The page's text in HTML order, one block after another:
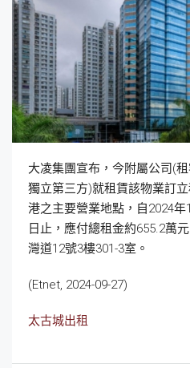
大凌集團宣布，今附屬公司(
獨立第三方)就租賃該物業訂
港之主要營業地點，自2024
日止，應付總租金約655.2萬
灣道12號3樓301-3室。
(Etnet, 2024-09-27)
太古城出租